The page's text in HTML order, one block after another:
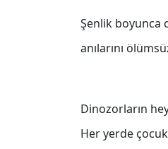
Şenlik boyunca
anılarını
Dinozorların
Her yerde